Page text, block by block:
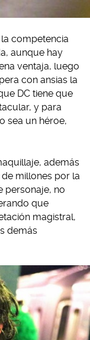
competencia
aunque hay
ventaja, luego
con ansias la
DC tiene que
y para
sea un héroe,
además
millones por la
personaje, no
que
magistral,
demás